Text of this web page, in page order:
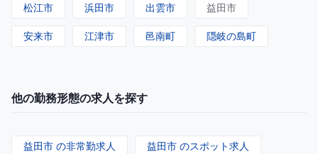
松江市 浜田市 出雲市 益田市
安来市 江津市 邑南町 隠岐の島町
他の勤務形態の求人を探す
益田市 の非常勤求人 益田市 のスポット求人